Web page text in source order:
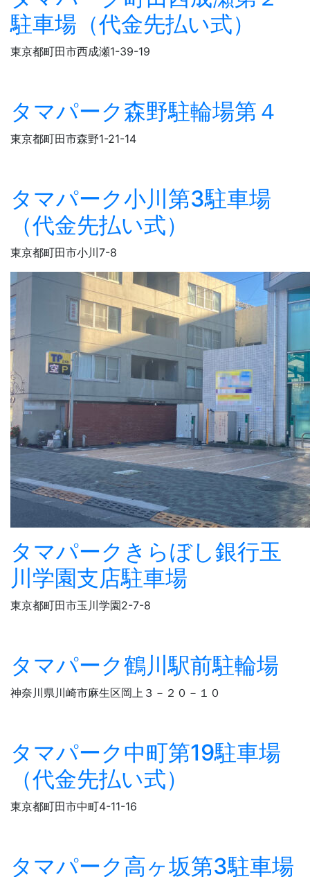
駐車場（代金先払い式）
東京都町田市西成瀬1-39-19
タマパーク森野駐輪場第４
東京都町田市森野1-21-14
タマパーク小川第3駐車場
（代金先払い式）
東京都町田市小川7-8
タマパークきらぼし銀行玉
川学園支店駐車場
東京都町田市玉川学園2-7-8
タマパーク鶴川駅前駐輪場
神奈川県川崎市麻生区岡上３－２０－１０
タマパーク中町第19駐車場
（代金先払い式）
東京都町田市中町4-11-16
タマパーク高ヶ坂第3駐車場